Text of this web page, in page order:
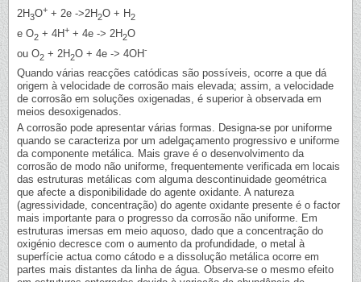
2H3O+ + 2e ->2H2O + H2
e O2 + 4H+ + 4e -> 2H2O
ou O2 + 2H2O + 4e -> 4OH-
Quando várias reacções catódicas são possíveis, ocorre a que dá
origem à velocidade de corrosão mais elevada; assim, a velocidade
de corrosão em soluções oxigenadas, é superior à observada em
meios desoxigenados.
A corrosão pode apresentar várias formas. Designa-se por uniforme
quando se caracteriza por um adelgaçamento progressivo e uniforme
da componente metálica. Mais grave é o desenvolvimento da
corrosão de modo não uniforme, frequentemente verificada em locais
das estruturas metálicas com alguma descontinuidade geométrica
que afecte a disponibilidade do agente oxidante. A natureza
(agressividade, concentração) do agente oxidante presente é o factor
mais importante para o progresso da corrosão não uniforme. Em
estruturas imersas em meio aquoso, dado que a concentração do
oxigénio decresce com o aumento da profundidade, o metal à
superfície actua como cátodo e a dissolução metálica ocorre em
partes mais distantes da linha de água. Observa-se o mesmo efeito